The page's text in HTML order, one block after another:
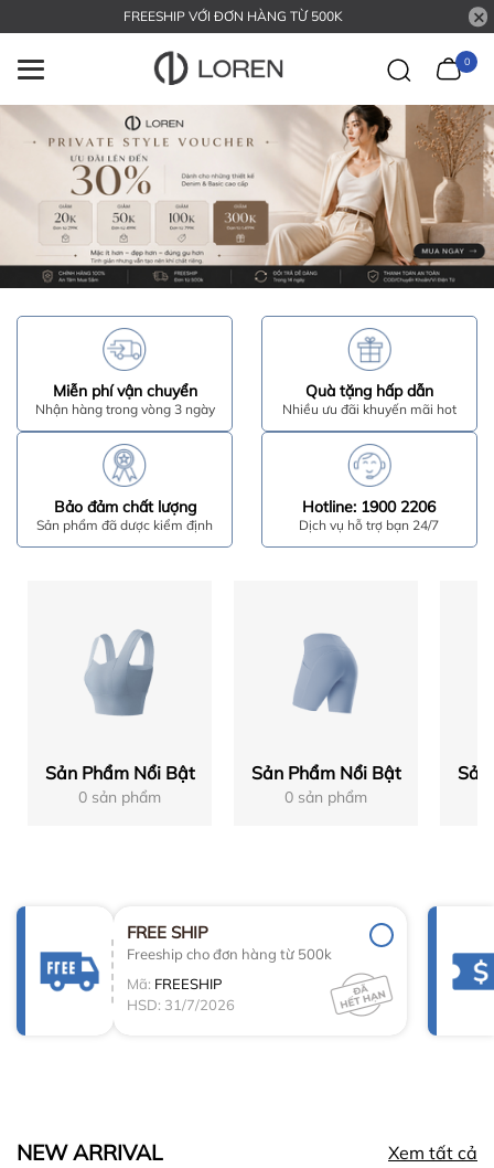
FREESHIP VỚI ĐƠN HÀNG TỪ 500K
0
Miễn phí vận chuyển
Nhận hàng trong vòng 3 ngày
Quà tặng hấp dẫn
Nhiều ưu đãi khuyến mãi hot
Bảo đảm chất lượng
Sản phẩm đã dược kiểm định
Hotline: 1900 2206
Dịch vụ hỗ trợ bạn 24/7
Sản Phẩm Nổi Bật
0 sản phẩm
Sản Phẩm Nổi Bật
0 sản phẩm
FREE SHIP
Freeship cho đơn hàng từ 500k
Mã: FREESHIP
HSD: 31/7/2026
NEW ARRIVAL Xem tất cả